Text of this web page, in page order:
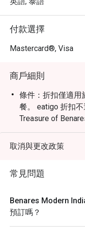
付款選擇
Mastercard®, Visa
商戶細則
條件：折扣僅適用
餐。 eatigo 折扣不
Treasure of
它們是特別菜單且
取消與更改政策
常見問題
Benares Modern
預訂嗎？